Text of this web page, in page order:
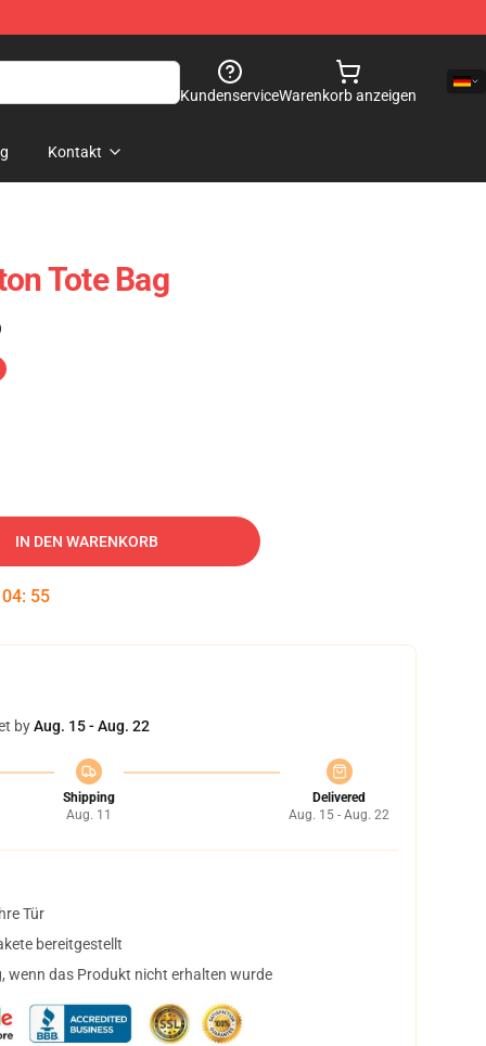
KundenserviceWarenkorb anzeigen
Kontakt
Tote Bag
IN DEN WARENKORB
04: 54
byAug. 15 - Aug. 22
Shipping
Aug. 11
Delivered
Aug. 15 - Aug. 22
Tür
bereitgestellt
wenn das Produkt nicht erhalten wurde